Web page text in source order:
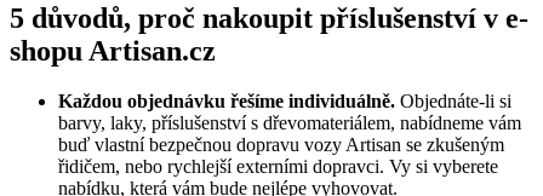
5 důvodů, proč nakoupit příslušenství v e-
shopu Artisan.cz
Každou objednávku řešíme individuálně. Objednáte-li si
barvy, laky, příslušenství s dřevomateriálem, nabídneme vám
buď vlastní bezpečnou dopravu vozy Artisan se zkušeným
řidičem, nebo rychlejší externími dopravci. Vy si vyberete
nabídku, která vám bude nejlépe vyhovovat.